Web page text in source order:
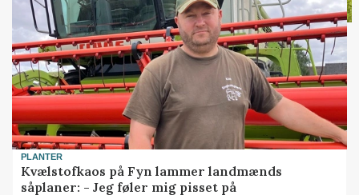
PLANTER
Kvælstofkaos på Fyn lammer landmænds
såplaner: - Jeg føler mig pisset på